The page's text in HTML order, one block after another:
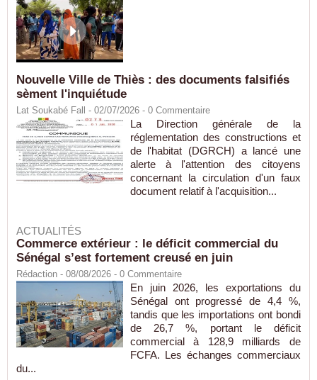
Nouvelle Ville de Thiès : des documents falsifiés
sèment l'inquiétude
Lat Soukabé Fall - 02/07/2026 - 0 Commentaire
La Direction générale de la
réglementation des constructions et
de l'habitat (DGRCH) a lancé une
alerte à l'attention des citoyens
concernant la circulation d'un faux
document relatif à l'acquisition...
ACTUALITÉS
Commerce extérieur : le déficit commercial du
Sénégal s’est fortement creusé en juin
Rédaction - 08/08/2026 - 0 Commentaire
En juin 2026, les exportations du
Sénégal ont progressé de 4,4 %,
tandis que les importations ont bondi
de 26,7 %, portant le déficit
commercial à 128,9 milliards de
FCFA. Les échanges commerciaux
du...